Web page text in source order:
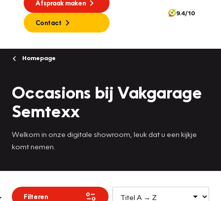
Afspraak maken
Contact
9.4/10
Homepage
Occasions bij Vakgarage
Semtexx
Welkom in onze digitale showroom, leuk dat u een kijkje
komt nemen.
Filteren